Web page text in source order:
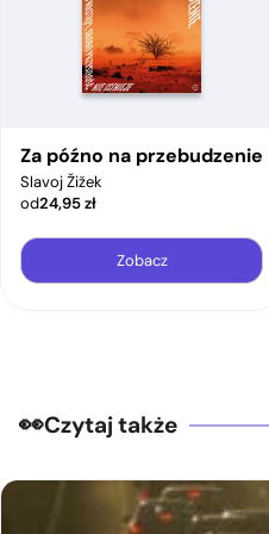
Za późno na przebudzenie
Slavoj Žižek
od24,95zł
Zobacz
Czytaj także